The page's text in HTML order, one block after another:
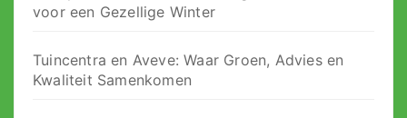
voor een Gezellige Winter
Tuincentra en Aveve: Waar Groen, Advies en
Kwaliteit Samenkomen